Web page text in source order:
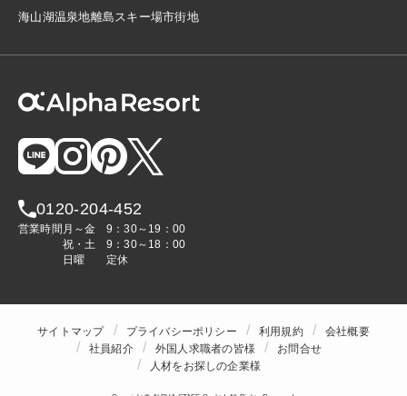
海山湖温泉地離島スキー場市街地
0120-204-452
営業時間 月～金
9：30～19：00
祝・土
9：30～18：00
日曜
定休
サイトマップ プライバシーポリシー 利用規約
会社概要
社員紹介
外国人求職者の皆様
お問合せ
人材をお探しの企業様